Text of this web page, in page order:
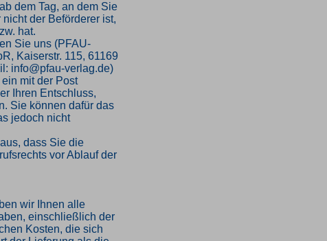
dem Tag, an dem Sie
der Beförderer ist,
hat.
Sie uns (PFAU-
Kaiserstr. 115, 61169
info@pfau-verlag.de)
mit der Post
Ihren Entschluss,
Sie können dafür das
jedoch nicht
dass Sie die
vor Ablauf der
wir Ihnen alle
einschließlich der
Kosten, die sich